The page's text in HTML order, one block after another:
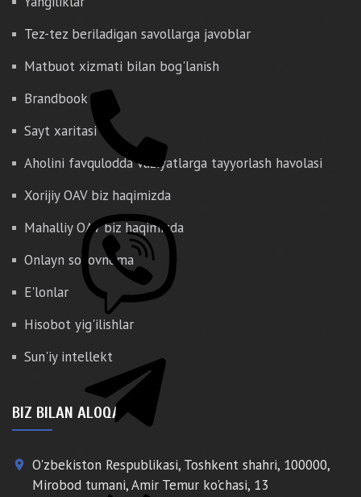
Tez-tez beriladigan savollarga javoblar
Matbuot xizmati bilan bog'lanish
Brandbook
Sayt xaritasi
Aholini favqulodda vaziyatlarga tayyorlash havolasi
Xorijiy OAV biz haqimizda
Mahalliy OAV biz haqimizda
Onlayn so'rovnoma
E'lonlar
Hisobot yig'ilishlar
Sun'iy intellekt
BIZ BILAN ALOQA
place O'zbekiston Respublikasi, Toshkent shahri, 100000,
Mirobod tumani, Amir Temur ko'chasi, 13